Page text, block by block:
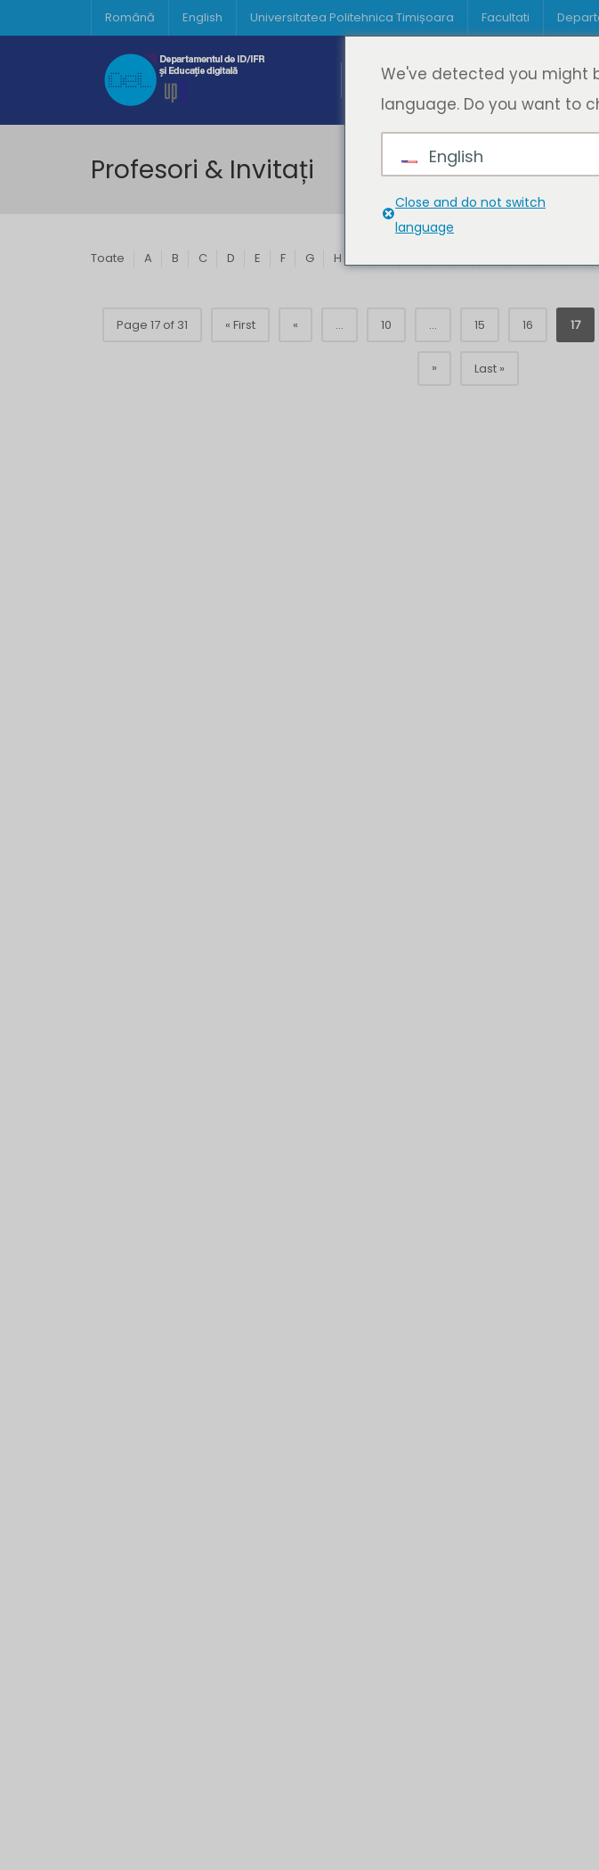
Română English Universitatea Politehnica Timișoara Facultati
Acasă Despre DeL
Cine suntem
Profesori & Invitați
Toate A B C D E F G H
Page 17 of 31 « First « ... 10 ... 15 16 17
» Last »
We've detected you might
language. Do you want to
English
Close and do not switch
language